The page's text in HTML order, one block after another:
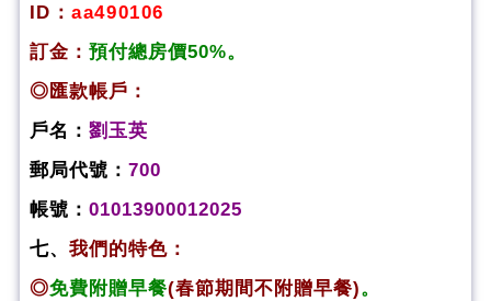
ID：aa490106
訂金： 預付總房價50%。
◎匯款帳戶：
戶名： 劉玉英
郵局代號： 700
帳號： 01013900012025
七、 我們的特色：
◎免費附贈早餐(春節期間不附贈早餐)。